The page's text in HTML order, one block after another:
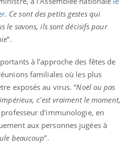
. Ce sont des petits gestes qui
le savons, ils sont décisifs pour
”.
à l’approche des fêtes de
familiales où les plus
exposés au virus. “Noël ou pas
c'est vraiment le moment,
professeur d'immunologie, en
aux personnes jugées à
beaucoup”.